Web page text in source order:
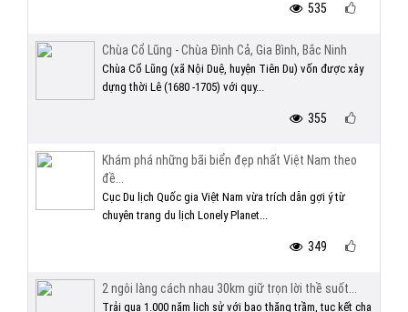
535
Chùa Cổ Lũng - Chùa Đình Cả, Gia Bình, Bắc Ninh
Chùa Cổ Lũng (xã Nội Duệ, huyện Tiên Du) vốn được xây
dựng thời Lê (1680 -1705) với quy...
355
Khám phá những bãi biển đẹp nhất Việt Nam theo
đề...
Cục Du lịch Quốc gia Việt Nam vừa trích dẫn gợi ý từ
chuyên trang du lịch Lonely Planet...
349
2 ngôi làng cách nhau 30km giữ trọn lời thề suốt...
Trải qua 1.000 năm lịch sử với bao thăng trầm, tục kết chạ